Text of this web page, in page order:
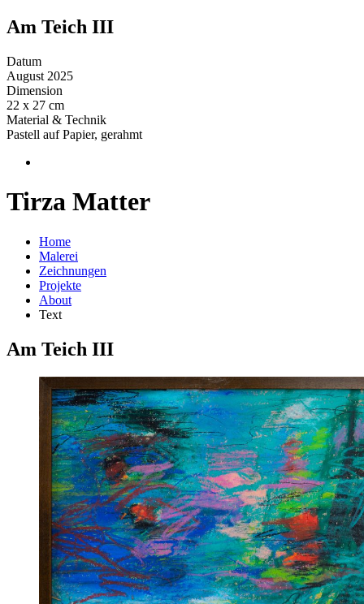
Am Teich III
Datum
August 2025
Dimension
22 x 27 cm
Material & Technik
Pastell auf Papier, gerahmt
Tirza Matter
Home
Malerei
Zeichnungen
Projekte
About
Text
Am Teich III